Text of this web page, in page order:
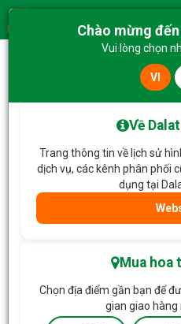
Menu
Hoa Chậu thiết kế
Chào mừng
Vui lòng chọn
VI
Về
Trang thông tin về lịch sử
dịch vụ, các kênh phân phối
dụng tại
Mua hoa
Chọn địa điểm gần bạn để
gian giao hàng